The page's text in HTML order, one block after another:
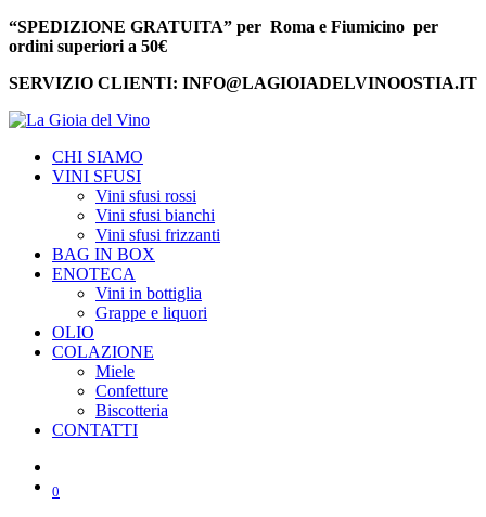
“SPEDIZIONE GRATUITA” per Roma e Fiumicino per
ordini superiori a 50€
SERVIZIO CLIENTI: INFO@LAGIOIADELVINOOSTIA.IT
CHI SIAMO
VINI SFUSI
Vini sfusi rossi
Vini sfusi bianchi
Vini sfusi frizzanti
BAG IN BOX
ENOTECA
Vini in bottiglia
Grappe e liquori
OLIO
COLAZIONE
Miele
Confetture
Biscotteria
CONTATTI
0